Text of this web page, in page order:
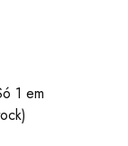
1 em